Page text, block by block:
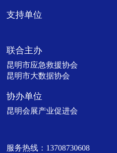
支持单位
联合主办
昆明市应急救援协会
昆明市大数据协会
协办单位
昆明会展产业促进会
服务热线：13708730608